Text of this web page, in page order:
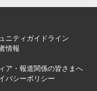
ニティガイドライン
情報
ア・報道関係の皆さまへ
バシーポリシー